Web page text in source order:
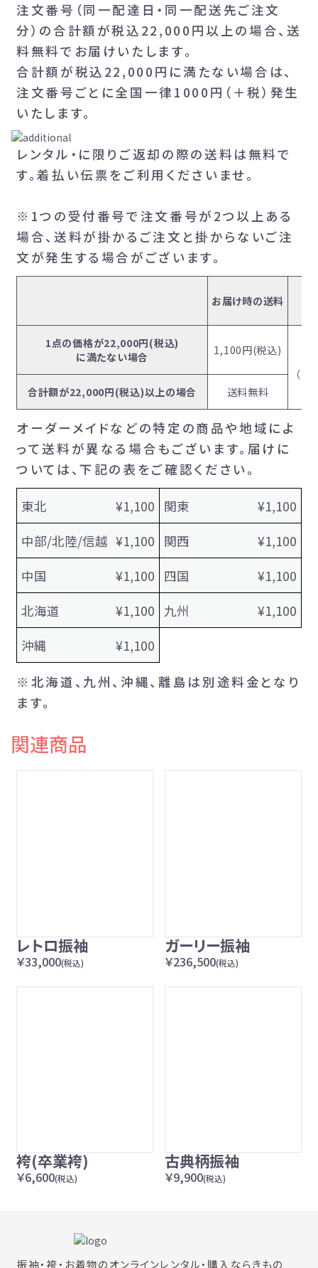
注文番号（同一配達日・同一配送先ご注文
分）の合計額が税込22,000円以上の場合、送
料無料でお届けいたします。
合計額が税込22,000円に満たない場合は、
注文番号ごとに全国一律1000円（＋税）発生
いたします。
レンタル・に限りご返却の際の送料は無料で
す。着払い伝票をご利用くださいませ。
※1つの受付番号で注文番号が2つ以上ある
場合、送料が掛かるご注文と掛からないご注
文が発生する場合がございます。
お届け時の送料
1点の価格が22,000円(税込)
に満たない場合
1,100円(税込)
（
合計額が22,000円(税込)以上の場合
送料無料
オーダーメイドなどの特定の商品や地域によ
って送料が異なる場合もございます。届けに
ついては、下記の表をご確認ください。
東北 ¥1,100 関東
¥1,100
中部/北陸/信越 ¥1,100 関西
¥1,100
中国
¥1,100 四国
¥1,100
北海道
¥1,100 九州
¥1,100
沖縄
¥1,100
※北海道、九州、沖縄、離島は別途料金となり
ます。
関連商品
レトロ振袖
￥33,000(税込)
ガーリー振袖
￥236,500(税込)
袴(卒業袴)
￥6,600(税込)
古典柄振袖
￥9,900(税込)
振袖・袴・お着物のオンラインレンタル・購入ならきもの